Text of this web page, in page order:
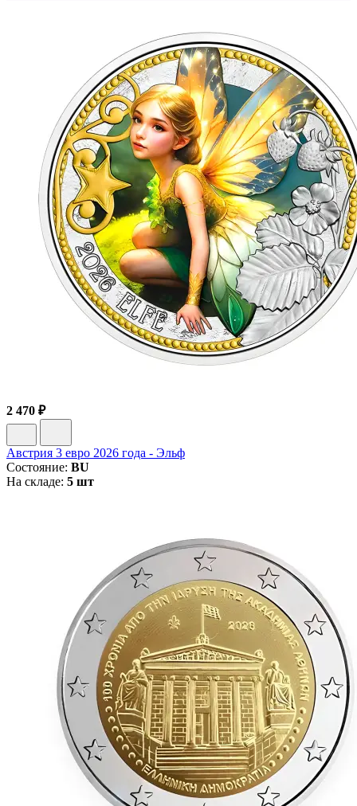
2 470 ₽
Австрия 3 евро 2026 года - Эльф
Состояние: BU
На складе: 5 шт